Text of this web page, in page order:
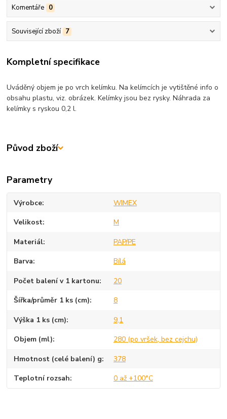
Komentáře 0
Související zboží 7
Kompletní specifikace
Uváděný objem je po vrch kelímku. Na kelímcích je vytištěné info o
obsahu plastu, viz. obrázek. Kelímky jsou bez rysky. Náhrada za
kelímky s ryskou 0,2 l.
Původ zboží
Parametry
Výrobce WIMEX
Velikost M
Materiál PAP/PE
Barva Bílá
Počet balení v 1 kartonu 20
Šířka/průměr 1 ks (cm) 8
Výška 1 ks (cm) 9,1
Objem (ml) 280 (po vršek, bez cejchu)
Hmotnost (celé balení) g 378
Teplotní rozsah 0 až +100°C